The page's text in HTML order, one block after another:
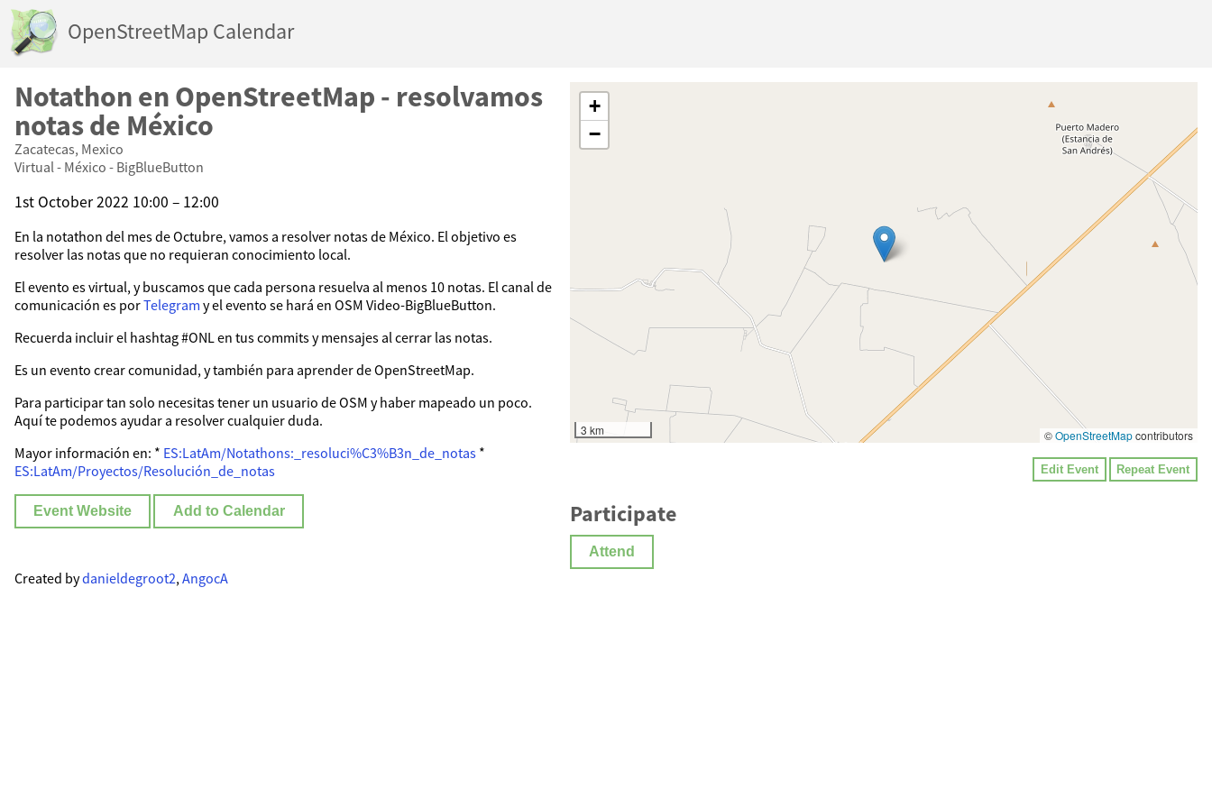
OpenStreetMap Calendar
Notathon en OpenStreetMap - resolvamos
notas de México
Zacatecas, Mexico
Virtual - México - BigBlueButton
1st October 2022 10:00 – 12:00
En la notathon del mes de Octubre, vamos a resolver notas de México. El objetivo es
resolver las notas que no requieran conocimiento local.
El evento es virtual, y buscamos que cada persona resuelva al menos 10 notas. El canal de
comunicación es porTelegram y el evento se hará en OSM Video-BigBlueButton.
Recuerda incluir el hashtag #ONL en tus commits y mensajes al cerrar las notas.
Es un evento crear comunidad, y también para aprender de OpenStreetMap.
Para participar tan solo necesitas tener un usuario de OSM y haber mapeado un poco.
Aquí te podemos ayudar a resolver cualquier duda.
Mayor información en: * ES:LatAm/Notathons:_resoluci%C3%B3n_de_notas *
ES:LatAm/Proyectos/Resolución_de_notas
Event Website Add to Calendar
+
−
3 km ©OpenStreetMapcontributors
Edit Event Repeat Event
Participate
Attend
Created bydanieldegroot2, AngocA